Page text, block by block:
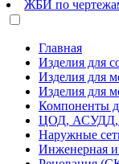
ЖБИ по
Главная
Изделия для
Изделия для
Изделия для
Компоненты
ЦОД,
Наружные
Инженерная